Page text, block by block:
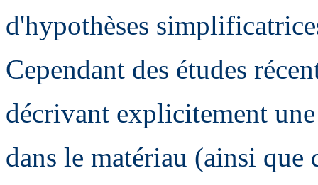
d'hypothèses
Cependant des études
décrivant explicitement
dans le matériau (ainsi que